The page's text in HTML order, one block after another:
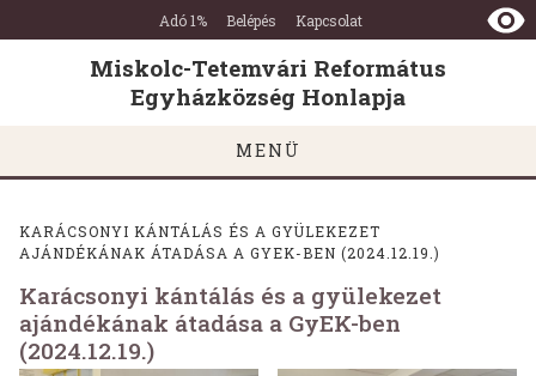
Miskolc-
Tetemvári
Református
Egyházközség
Honlapja
Ugrás a tartalomra
Ugrás a láblécre
Adó 1% Belépés Kapcsolat
Miskolc-Tetemvári Református
Egyházközség Honlapja
MENÜ
KARÁCSONYI KÁNTÁLÁS ÉS A GYÜLEKEZET
AJÁNDÉKÁNAK ÁTADÁSA A GYEK-BEN (2024.12.19.)
Karácsonyi kántálás és a gyülekezet
ajándékának átadása a GyEK-ben
(2024.12.19.)